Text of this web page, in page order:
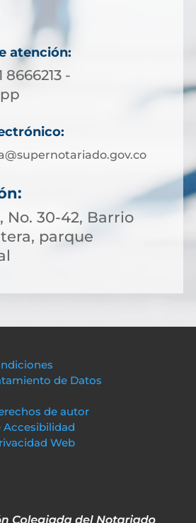
atención:
8666213 -
No. 30-42, Barrio
parque
de Datos
de autor
Accesibilidad
Web